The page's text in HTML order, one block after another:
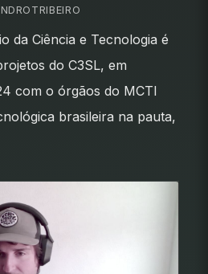
da Ciência e Tecnologia é
do C3SL, em
com o órgãos do MCTI
brasileira na pauta,